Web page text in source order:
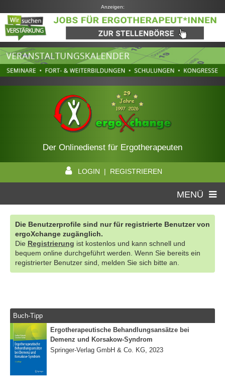
Anzeigen:
Der Onlinedienst für Ergotherapeuten
LOGIN | REGISTRIEREN
MENÜ
Die Benutzerprofile sind nur für registrierte Benutzer von
ergoXchange zugänglich.
Die Registrierung ist kostenlos und kann schnell und
bequem online durchgeführt werden. Wenn Sie bereits ein
registrierter Benutzer sind, melden Sie sich bitte an.
Buch-Tipp
Ergotherapeutische Behandlungsansätze bei
Demenz und Korsakow-Syndrom
Springer-Verlag GmbH & Co. KG, 2023